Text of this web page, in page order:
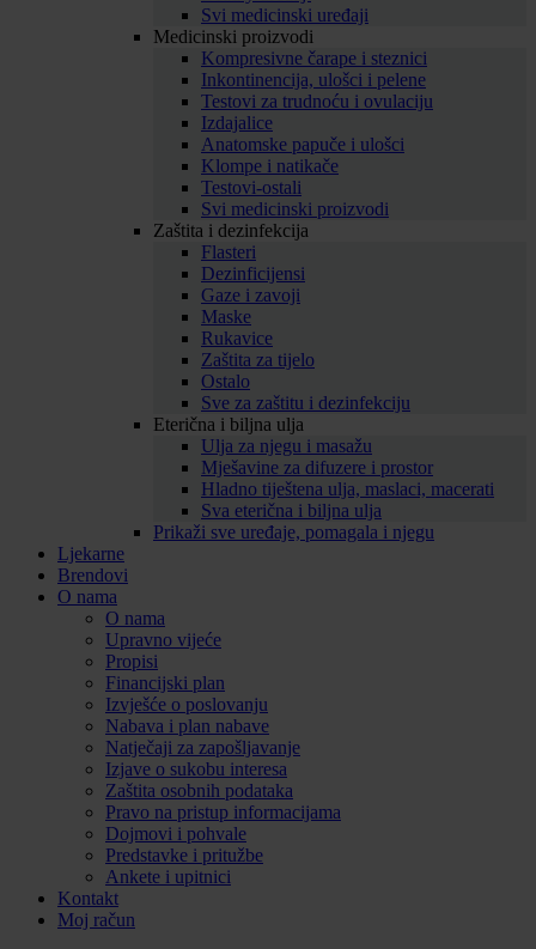
Svi medicinski uređaji
Medicinski proizvodi
Kompresivne čarape i steznici
Inkontinencija, ulošci i pelene
Testovi za trudnoću i ovulaciju
Izdajalice
Anatomske papuče i ulošci
Klompe i natikače
Testovi-ostali
Svi medicinski proizvodi
Zaštita i dezinfekcija
Flasteri
Dezinficijensi
Gaze i zavoji
Maske
Rukavice
Zaštita za tijelo
Ostalo
Sve za zaštitu i dezinfekciju
Eterična i biljna ulja
Ulja za njegu i masažu
Mješavine za difuzere i prostor
Hladno tiještena ulja, maslaci, macerati
Sva eterična i biljna ulja
Prikaži sve uređaje, pomagala i njegu
Ljekarne
Brendovi
O nama
O nama
Upravno vijeće
Propisi
Financijski plan
Izvješće o poslovanju
Nabava i plan nabave
Natječaji za zapošljavanje
Izjave o sukobu interesa
Zaštita osobnih podataka
Pravo na pristup informacijama
Dojmovi i pohvale
Predstavke i pritužbe
Ankete i upitnici
Kontakt
Moj račun